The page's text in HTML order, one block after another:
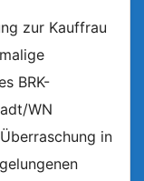
zur Kauffrau
BRK-
WN
in